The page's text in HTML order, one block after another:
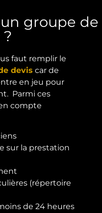
groupe de
?
faut remplir le
devis car de
en jeu pour
Parmi ces
compte
sur la prestation
(répertoire
de 24 heures